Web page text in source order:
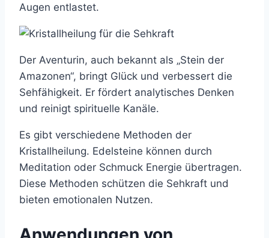
Augen entlastet.
Der Aventurin, auch bekannt als „Stein der
Amazonen“, bringt Glück und verbessert die
Sehfähigkeit. Er fördert analytisches Denken
und reinigt spirituelle Kanäle.
Es gibt verschiedene Methoden der
Kristallheilung. Edelsteine können durch
Meditation oder Schmuck Energie übertragen.
Diese Methoden schützen die Sehkraft und
bieten emotionalen Nutzen.